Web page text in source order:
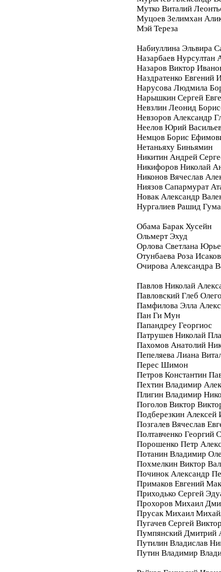
Мутко Виталий
Муцоев Зелимхан
Мэй Тереза
Набиуллина Эльвира
Назарбаев Нурсултан
Назаров Виктор
Наздратенко Евгений
Нарусова Людмила
Нарышкин Сергей
Невзлин Леонид
Невзоров Александр
Неелов Юрий
Немцов Борис
Нетаньяху Биньямин
Никитин Андрей
Никифоров Николай
Никонов Вячеслав
Ниязов Сапармурат
Новак Александр
Нургалиев Рашид
Обама Барак Хусейн
Ольмерт Эхуд
Орлова Светлана
Отунбаева Роза
Очирова Александра
Павлов Николай
Павловский Глеб
Памфилова Элла
Пан Ги Мун
Папандреу Георгиос
Патрушев Николай
Пахомов Анатолий
Пепеляева Лиана
Перес Шимон
Петров Константин
Пехтин Владимир
Плигин Владимир
Поголов Виктор
Подберезкин Алексей
Позгалев Вячеслав
Полтавченко Георгий
Порошенко Петр
Потанин Владимир
Похмелкин Виктор
Починок Александр
Примаков Евгений
Приходько Сергей
Прохоров Михаил
Прусак Михаил
Пугачев Сергей
Пумпянский Дмитрий
Путилин Владислав
Путин Владимир